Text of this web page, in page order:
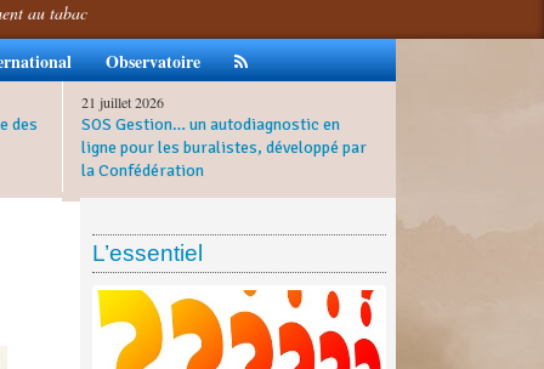
au tabac
Observatoire
des
21 juillet 2026
SOS Gestion… un autodiagnostic en
ligne pour les buralistes, développé par
la Confédération
L’essentiel